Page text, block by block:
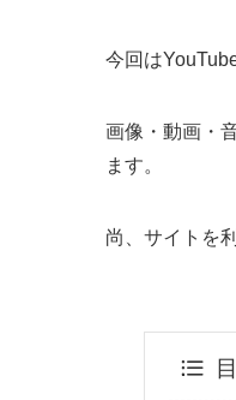
今回は
画像・動画・
ます。
尚、サイトを